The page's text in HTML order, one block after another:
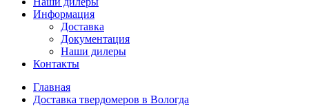
Информация
Доставка
Документация
Наши дилеры
Контакты
Главная
Доставка твердомеров в Вологда